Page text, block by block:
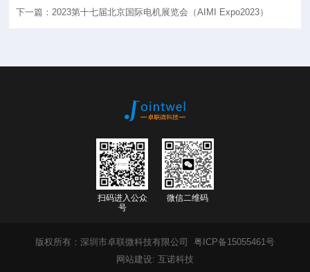
下一篇：2023第十七届北京国际电机展览会（AIMI Expo2023）
扫码进入公众
号
微信二维码
版权所有：深圳市卓联微科技有限公司
粤ICP备15055461号
网站建设: 互诺科技